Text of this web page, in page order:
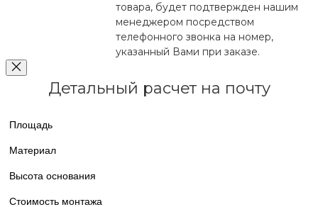
товара, будет подтвержден нашим
менеджером посредством
телефонного звонка на номер,
указанный Вами при заказе.
Детальный расчет на почту
Площадь
Материал
Высота основания
Стоимость монтажа